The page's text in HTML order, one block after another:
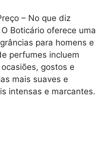
– No que diz
Boticário oferece uma
para homens e
perfumes incluem
gostos e
mais suaves e
intensas e marcantes.